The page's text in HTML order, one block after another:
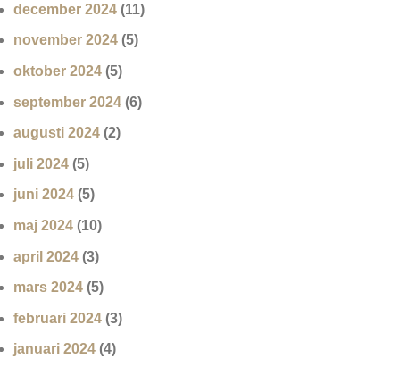
december 2024 (11)
november 2024 (5)
oktober 2024 (5)
september 2024 (6)
augusti 2024 (2)
juli 2024 (5)
juni 2024 (5)
maj 2024 (10)
april 2024 (3)
mars 2024 (5)
februari 2024 (3)
januari 2024 (4)